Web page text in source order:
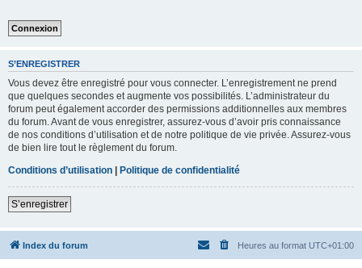
S’ENREGISTRER
Vous devez être enregistré pour vous connecter. L’enregistrement ne prend
que quelques secondes et augmente vos possibilités. L’administrateur du
forum peut également accorder des permissions additionnelles aux membres
du forum. Avant de vous enregistrer, assurez-vous d’avoir pris connaissance
de nos conditions d’utilisation et de notre politique de vie privée. Assurez-vous
de bien lire tout le règlement du forum.
Conditions d’utilisation | Politique de confidentialité
S’enregistrer
Index du forum Heures au format UTC+01:00